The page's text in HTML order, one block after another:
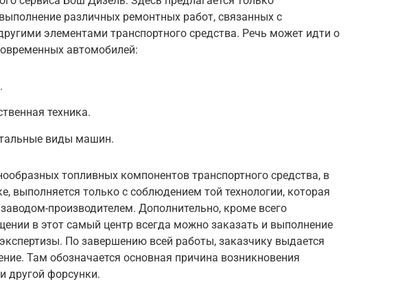
различных ремонтных работ, связанных с
элементами транспортного средства. Речь может идти о
автомобилей:
техника.
виды машин.
топливных компонентов транспортного средства, в
выполняется только с соблюдением той технологии, которая
производителем. Дополнительно, кроме всего
в этот самый центр всегда можно заказать и выполнение
По завершению всей работы, заказчику выдается
Там обозначается основная причина возникновения
другой форсунки.